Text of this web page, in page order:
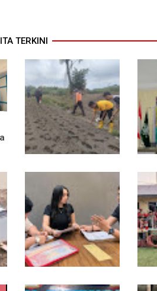
TERKINI
Dukung Swasembada
Entikong Tanam dan
Rawat Jagung Hibrida
di Demplot Entikong
Tapang
dan
Diduga Jadi Korban